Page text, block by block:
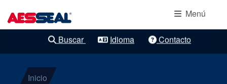
Menú
Protección de
rodamientos
Cierres
Buscar Idioma Contacto
Inicio
Refinamientos claros